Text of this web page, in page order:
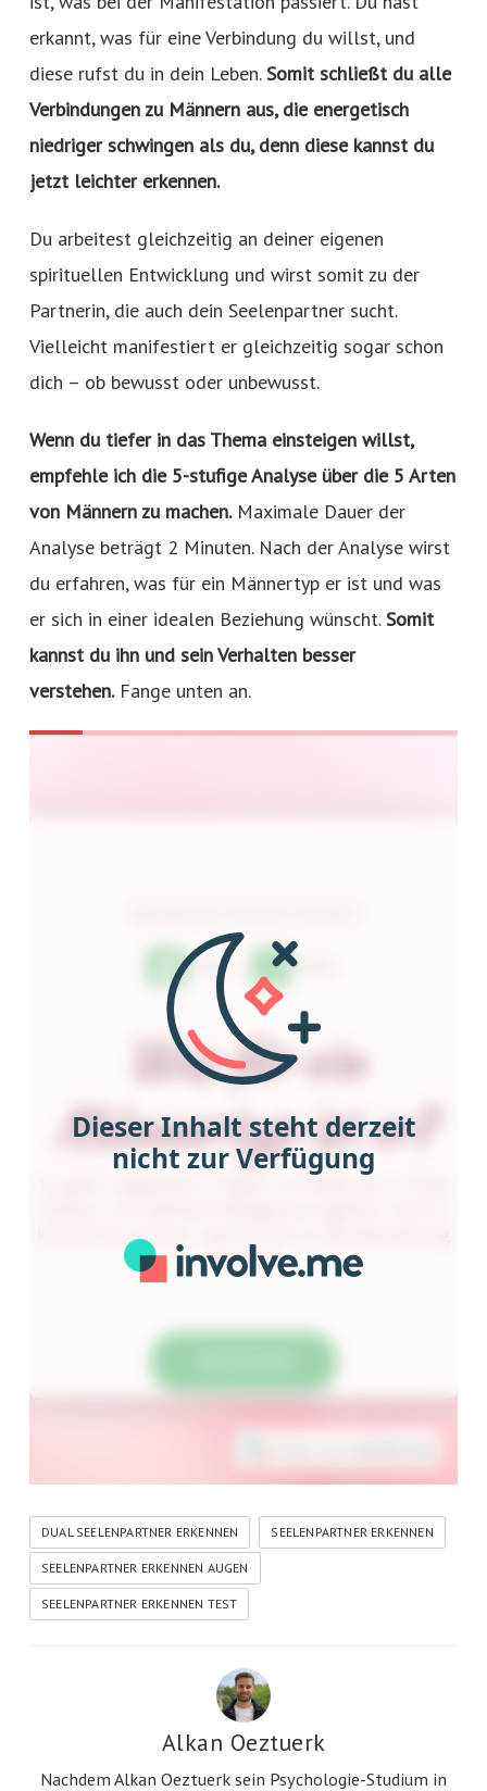
erkannt, was für eine Verbindung du willst, und
diese rufst du in dein Leben.Somit schließt du alle
Verbindungen zu Männern aus, die energetisch
niedriger schwingen als du, denn diese kannst du
jetzt leichter erkennen.
Du arbeitest gleichzeitig an deiner eigenen
spirituellen Entwicklung und wirst somit zu der
Partnerin, die auch dein Seelenpartner sucht.
Vielleicht manifestiert er gleichzeitig sogar schon
dich – ob bewusst oder unbewusst.
Wenn du tiefer in das Thema einsteigen willst,
empfehle ich die 5-stufige Analyse über die 5 Arten
von Männern zu machen.Maximale Dauer der
Analyse beträgt 2 Minuten. Nach der Analyse wirst
du erfahren, was für ein Männertyp er ist und was
er sich in einer idealen Beziehung wünscht.Somit
kannst du ihn und sein Verhalten besser
verstehen.Fange unten an.
DUAL SEELENPARTNER ERKENNEN SEELENPARTNER ERKENNEN
SEELENPARTNER ERKENNEN AUGEN
SEELENPARTNER ERKENNEN TEST
Alkan Oeztuerk
Nachdem Alkan Oeztuerk sein Psychologie-Studium in